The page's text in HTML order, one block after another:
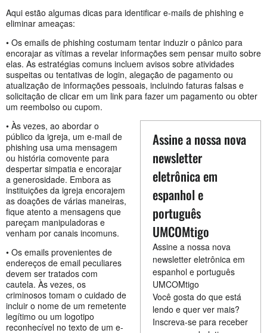
Aqui estão algumas dicas para identificar e-mails de phishing e
eliminar ameaças:
• Os emails de phishing costumam tentar induzir o pânico para
encorajar as vítimas a revelar informações sem pensar muito sobre
elas. As estratégias comuns incluem avisos sobre atividades
suspeitas ou tentativas de login, alegação de pagamento ou
atualização de informações pessoais, incluindo faturas falsas e
solicitação de clicar em um link para fazer um pagamento ou obter
um reembolso ou cupom.
Assine a nossa nova
newsletter
eletrônica em
espanhol e
português
UMCOMtigo
Assine a nossa nova
newsletter eletrônica em
espanhol e português
UMCOMtigo
Você gosta do que está
lendo e quer ver mais?
Inscreva-se para receber
• Às vezes, ao abordar o
público da igreja, um e-mail de
phishing usa uma mensagem
ou história comovente para
despertar simpatia e encorajar
a generosidade. Embora as
instituições da igreja encorajem
as doações de várias maneiras,
fique atento a mensagens que
pareçam manipuladoras e
venham por canais incomuns.
• Os emails provenientes de
endereços de email peculiares
devem ser tratados com
cautela. Às vezes, os
criminosos tomam o cuidado de
incluir o nome de um remetente
legítimo ou um logotipo
reconhecível no texto de um e-